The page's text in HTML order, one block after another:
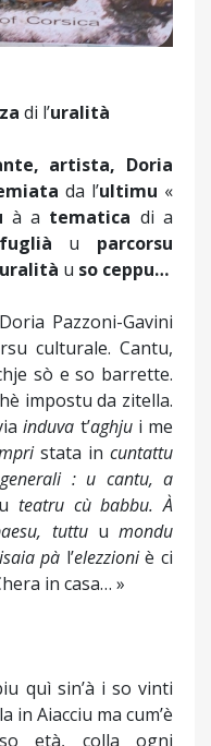
di l’uralità
, artista, Doria
da l’ultimu «
à a tematica di a
u parcorsu
uralità u so ceppu…
Pazzoni-Gavini
culturale. Cantu,
sò e so barrette.
impostu da zitella.
induva t’aghjui me
stata in cuntattu
generali: u cantu, a
u teatru cù babbu. À
, tuttuumondu
pà l’elezzioniè ci
in casa… »
quì sin’à i so vinti
in Aiacciu ma cum’è
età, colla ogni